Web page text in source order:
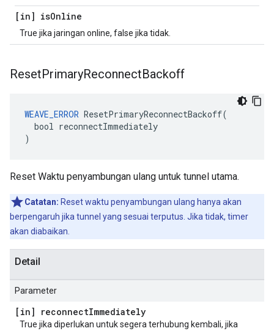
[in] isOnline
True jika jaringan online, false jika tidak.
ResetPrimaryReconnectBackoff
WEAVE_ERROR ResetPrimaryReconnectBackoff(
  bool reconnectImmediately
)
Reset Waktu penyambungan ulang untuk tunnel utama.
Catatan: Reset waktu penyambungan ulang hanya akan
berpengaruh jika tunnel yang sesuai terputus. Jika tidak, timer
akan diabaikan.
Detail
Parameter
[in] reconnectImmediately
True jika diperlukan untuk segera terhubung kembali, jika